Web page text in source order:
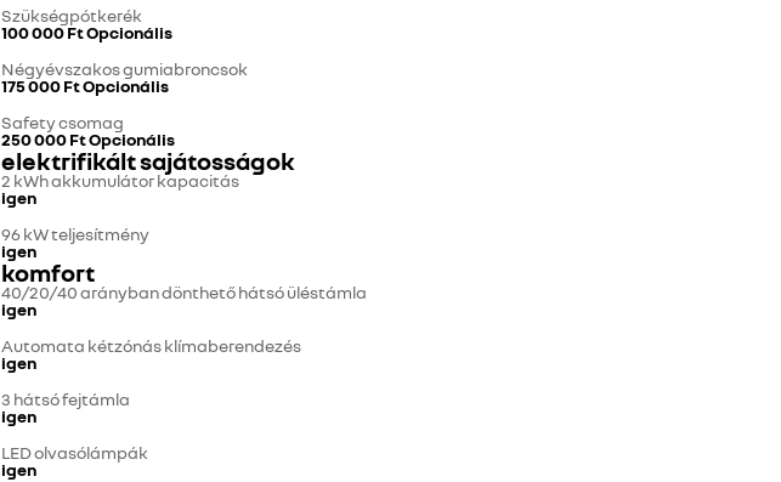
Szükségpótkerék
100 000 FtOpcionális
Négyévszakos gumiabroncsok
175 000 FtOpcionális
Safety csomag
250 000 FtOpcionális
elektrifikált sajátosságok
2 kWh akkumulátor kapacitás
igen
96 kW teljesítmény
igen
komfort
40/20/40 arányban dönthető hátsó üléstámla
igen
Automata kétzónás klímaberendezés
igen
3 hátsó fejtámla
igen
LED olvasólámpák
igen